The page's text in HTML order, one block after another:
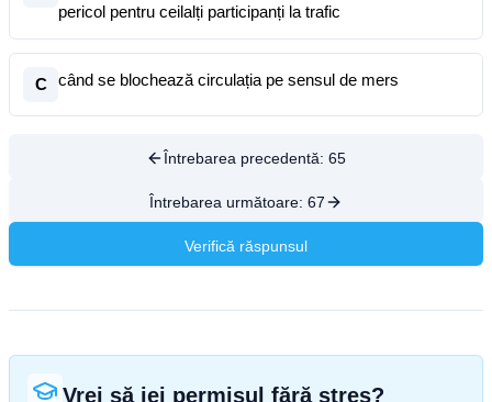
pericol pentru ceilalți participanți la trafic
C când se blochează circulația pe sensul de mers
Întrebarea precedentă: 65
Întrebarea următoare: 67
Verifică răspunsul
Vrei să iei permisul fără stres?